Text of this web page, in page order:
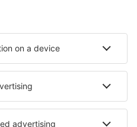
Stockholm
în Salen
Cazare în Flen